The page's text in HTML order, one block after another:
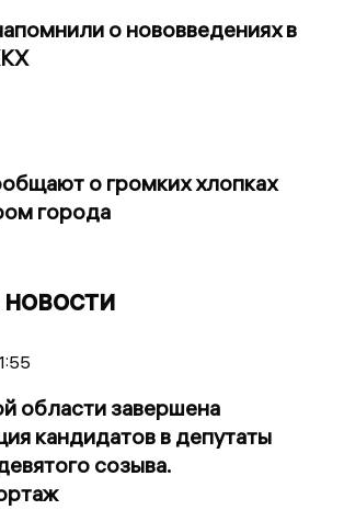
о нововведениях в
о громких хлопках
города
области завершена
кандидатов в депутаты
созыва.